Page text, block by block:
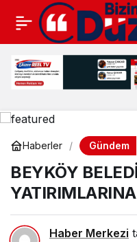
Haberler Gündem
BEYKÖY
Haber Merkezi
BEYKÖY BELEDİYESİ
EĞİTİM YATIRIMLARINA